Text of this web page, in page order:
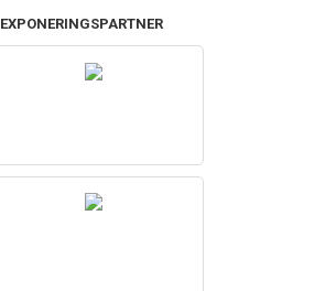
EXPONERINGSPARTNER